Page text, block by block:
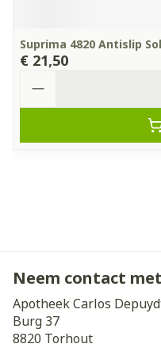
Suprima 4820 Antislip
€ 21,50
Neem contact
Apotheek Carlos
Burg 37
8820 Torhout